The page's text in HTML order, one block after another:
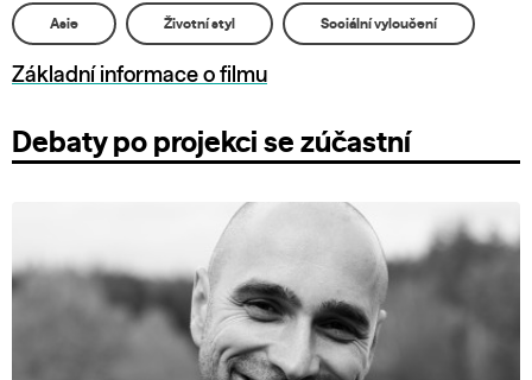
Asie Životní styl Sociální vyloučení
Základní informace o filmu
Debaty po projekci se zúčastní